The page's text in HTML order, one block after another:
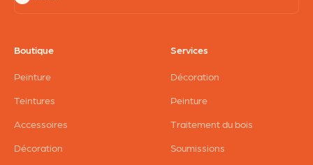
Boutique
Peinture
Teintures
Accessoires
Décoration
Services
Décoration
Peinture
Traitement du bois
Soumissions